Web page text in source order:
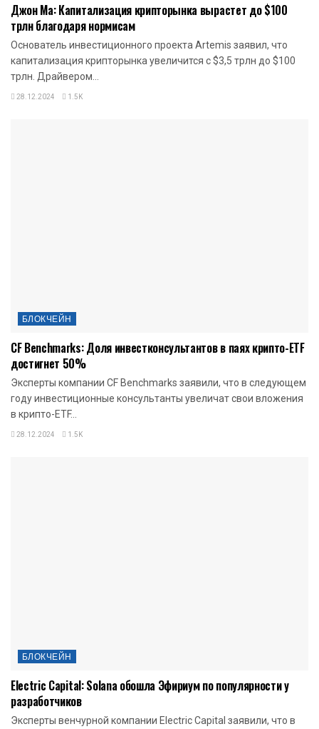
Джон Ма: Капитализация крипторынка вырастет до $100
трлн благодаря нормисам
Основатель инвестиционного проекта Artemis заявил, что
капитализация крипторынка увеличится с $3,5 трлн до $100
трлн. Драйвером...
28.12.2024 1.5K
БЛОКЧЕЙН
CF Benchmarks: Доля инвестконсультантов в паях крипто-ETF
достигнет 50%
Эксперты компании CF Benchmarks заявили, что в следующем
году инвестиционные консультанты увеличат свои вложения
в крипто-ETF...
28.12.2024 1.5K
БЛОКЧЕЙН
Electric Capital: Solana обошла Эфириум по популярности у
разработчиков
Эксперты венчурной компании Electric Capital заявили, что в